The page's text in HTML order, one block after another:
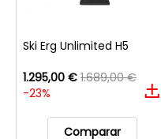
Ski Erg Unlimited H5
1.295,00 € 1.689,00 €
-23%
Comparar